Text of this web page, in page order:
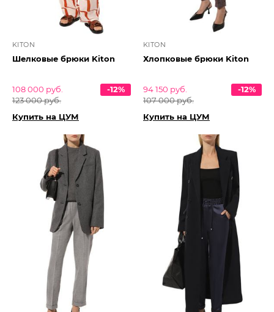
KITON
Шелковые брюки Kiton
108 000 руб.
123 000 руб.
-12%
Купить на ЦУМ
KITON
Хлопковые брюки Kiton
94 150 руб.
107 000 руб.
-12%
Купить на ЦУМ